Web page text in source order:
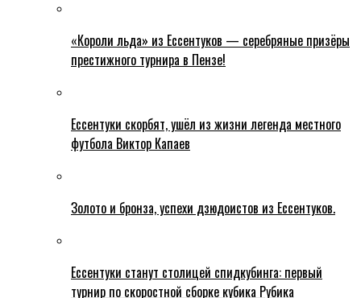
«Короли льда» из Ессентуков — серебряные призёры
престижного турнира в Пензе!
Ессентуки скорбят, ушёл из жизни легенда местного
футбола Виктор Капаев
Золото и бронза, успехи дзюдоистов из Ессентуков.
Ессентуки станут столицей спидкубинга: первый
турнир по скоростной сборке кубика Рубика